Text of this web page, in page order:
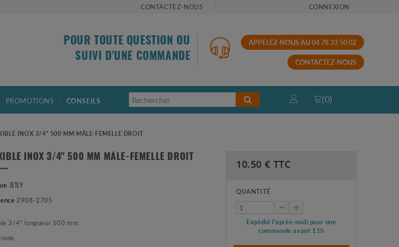
CONTACTEZ-NOUS CONNEXION
POUR TOUTE QUESTION OU
SUIVI D'UNE COMMANDE
APPELEZ-NOUS AU 04 78 33 50 02
CONTACTEZ-NOUS
PROMOTIONS CONSEILS (0)
INOX 3/4" 500 MM MÂLE-FEMELLE DROIT
INOX 3/4" 500 MM MÂLE-FEMELLE DROIT
JETLY
2908-2705
3/4" longueur 500 mm.
10.50 € TTC
QUANTITÉ
Expédié l'après-midi pour une
commande avant 11h